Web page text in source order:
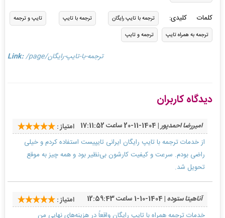
کلمات کلیدی: ترجمه با تایپ رایگان ترجمه با تایپ
تایپ و ترجمه
ترجمه به همراه تایپ
ترجمه و تایپ
Link: /page/ترجمه-با-تایپ-رایگان
دیدگاه کاربران
امیررضا احمدپور| 1404-11-20 ساعت 17:11:52
امتیاز :
از خدمات ترجمه با تایپ رایگان ایرانی تایپیست استفاده کردم و خیلی
راضی بودم. سرعت و کیفیت کارشون بی‌نظیر بود و همه چیز به موقع
تحویل شد.
آناهیتا ستوده| 1404-10-1 ساعت 12:59:43
امتیاز :
خدمات ترجمه همراه با تایپ رایگان واقعاً در هزینه‌های نهایی من